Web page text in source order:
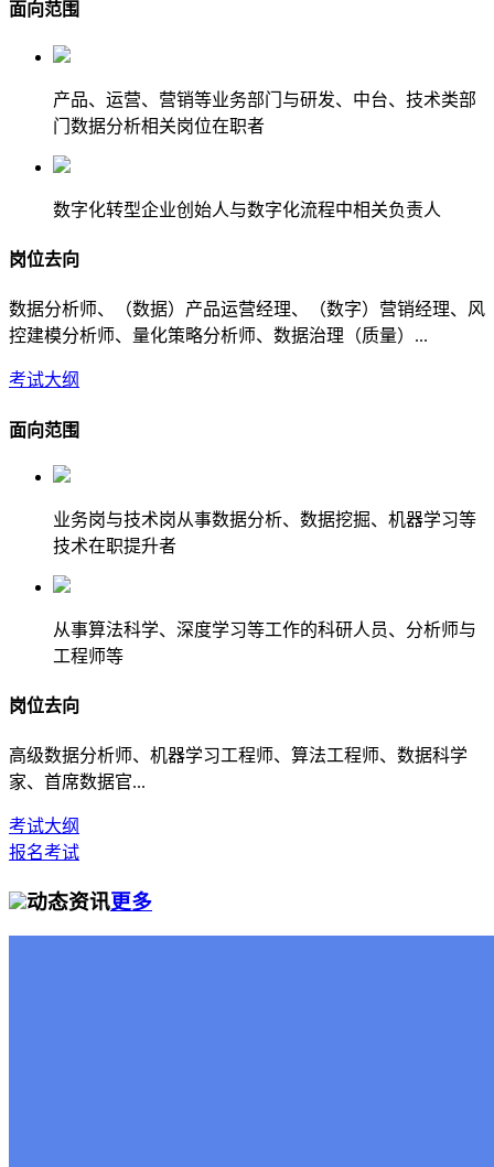
面向范围
产品、运营、营销等业务部门与研发、中台、技术类部
门数据分析相关岗位在职者
数字化转型企业创始人与数字化流程中相关负责人
岗位去向
数据分析师、（数据）产品运营经理、（数字）营销经理、风
控建模分析师、量化策略分析师、数据治理（质量）...
考试大纲
面向范围
业务岗与技术岗从事数据分析、数据挖掘、机器学习等
技术在职提升者
从事算法科学、深度学习等工作的科研人员、分析师与
工程师等
岗位去向
高级数据分析师、机器学习工程师、算法工程师、数据科学
家、首席数据官...
考试大纲
报名考试
动态资讯更多